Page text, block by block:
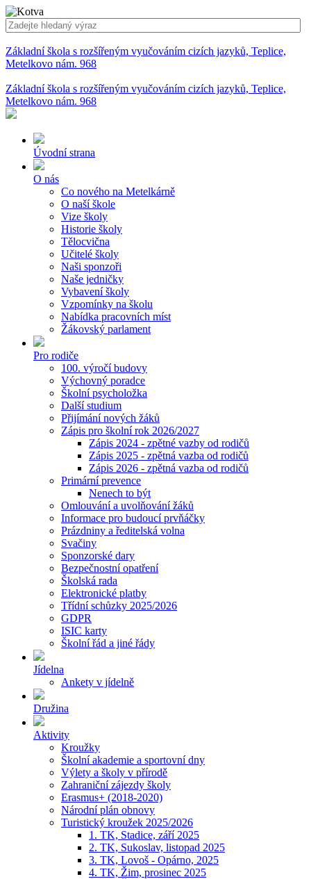
Základní škola s rozšířeným vyučováním cizích jazyků, Teplice,
Metelkovo nám. 968
Základní škola s rozšířeným vyučováním cizích jazyků, Teplice,
Metelkovo nám. 968
Úvodní strana
O nás
Co nového na Metelkárně
O naší škole
Vize školy
Historie školy
Tělocvična
Učitelé školy
Naši sponzoři
Naše jedničky
Vybavení školy
Vzpomínky na školu
Nabídka pracovních míst
Žákovský parlament
Pro rodiče
100. výročí budovy
Výchovný poradce
Školní psycholožka
Další studium
Přijímání nových žáků
Zápis pro školní rok 2026/2027
Zápis 2024 - zpětné vazby od rodičů
Zápis 2025 - zpětná vazba od rodičů
Zápis 2026 - zpětná vazba od rodičů
Primární prevence
Nenech to být
Omlouvání a uvolňování žáků
Informace pro budoucí prvňáčky
Prázdniny a ředitelská volna
Svačiny
Sponzorské dary
Bezpečnostní opatření
Školská rada
Elektronické platby
Třídní schůzky 2025/2026
GDPR
ISIC karty
Školní řád a jiné řády
Jídelna
Ankety v jídelně
Družina
Aktivity
Kroužky
Školní akademie a sportovní dny
Výlety a školy v přírodě
Zahraniční zájezdy školy
Erasmus+ (2018-2020)
Národní plán obnovy
Turistický kroužek 2025/2026
1. TK, Stadice, září 2025
2. TK, Sukoslav, listopad 2025
3. TK, Lovoš - Opárno, 2025
4. TK, Žim, prosinec 2025